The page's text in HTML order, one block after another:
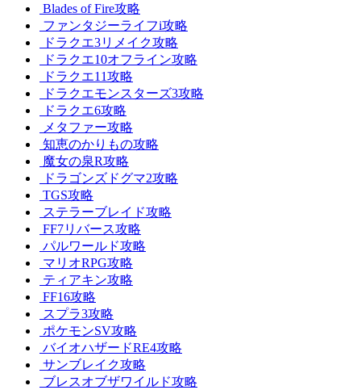
Blades of Fire攻略
ファンタジーライフi攻略
ドラクエ3リメイク攻略
ドラクエ10オフライン攻略
ドラクエ11攻略
ドラクエモンスターズ3攻略
ドラクエ6攻略
メタファー攻略
知恵のかりもの攻略
魔女の泉R攻略
ドラゴンズドグマ2攻略
TGS攻略
ステラーブレイド攻略
FF7リバース攻略
パルワールド攻略
マリオRPG攻略
ティアキン攻略
FF16攻略
スプラ3攻略
ポケモンSV攻略
バイオハザードRE4攻略
サンブレイク攻略
ブレスオブザワイルド攻略